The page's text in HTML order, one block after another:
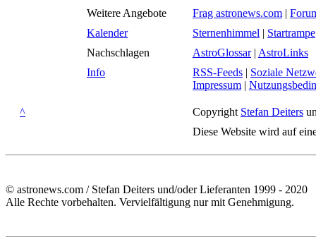
Weitere Angebote
Frag astronews.com |
Kalender
Sternenhimmel | Startrampe
Nachschlagen
AstroGlossar| AstroLinks
Info
RSS-Feeds | Soziale
Impressum |
^ Copyright Stefan Deiters
Diese Website wird auf
© astronews.com / Stefan Deiters und/oder Lieferanten 1999 - 2020
Alle Rechte vorbehalten. Vervielfältigung nur mit Genehmigung.